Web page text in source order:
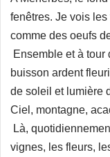
fenêtres. Je vois
comme des oeufs
Ensemble et à
buisson ardent
de soleil et lumière
Ciel, montagne,
Là,
vignes, les fleurs,